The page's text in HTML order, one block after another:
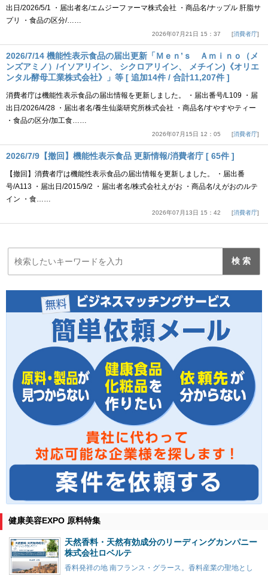
出日/2026/5/1 ・届出者名/エムジーファーマ株式会社 ・商品名/ナップル 肝脂サ
プリ ・食品の区分/……
2026年07月21日 15：37 消費者庁
2026/7/14 機能性表示食品の届出更新「Ｍｅｎ’ｓ Ａｍｉｎｏ（メ
ンズアミノ）/イソアリイン、 シクロアリイン、 メチイン)《オリエ
ンタル酵母工業株式会社》」等 [ 追加14件 / 合計11,207件 ]
消費者庁は機能性表示食品の届出情報を更新しました。 ・届出番号/L109 ・届
出日/2026/4/28 ・届出者名/養生仙薬研究所株式会社 ・商品名/すやすやティー
・食品の区分/加工食……
2026年07月15日 12：05 消費者庁
2026/7/9【撤回】機能性表示食品 更新情報/消費者庁 [ 65件 ]
【撤回】消費者庁は機能性表示食品の届出情報を更新しました。 ・届出番
号/A113 ・届出日/2015/9/2 ・届出者名/株式会社えがお ・商品名/えがおのルテ
イン ・食……
2026年07月13日 15：42 消費者庁
健康美容EXPO 原料特集
天然香料・天然有効成分のリーディングカンパニー
株式会社ロベルテ
香料発祥の地 南フランス・グラース。香料産業の聖地とし